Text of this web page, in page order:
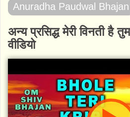
Anuradha Paudwal Bhajan
अन्य प्रसिद्ध मेरी विनती है
वीडियो